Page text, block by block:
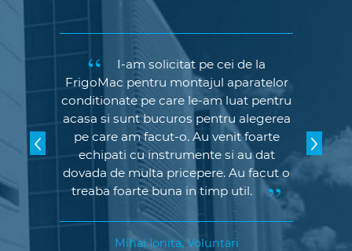
I-am solicitat pe cei de la
FrigoMac pentru montajul aparatelor
conditionate pe care le-am luat pentru
acasa si sunt bucuros pentru alegerea
pe care am facut-o. Au venit foarte
echipati cu instrumente si au dat
dovada de multa pricepere. Au facut o
treaba foarte buna in timp util.
Mihai Ionita, Voluntari